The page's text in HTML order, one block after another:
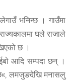
भनिन्छ । गाउँमा
घले राजाले
छ ।
आदि सम्पदा छन् ।
लमजुङदेखि मनासलु